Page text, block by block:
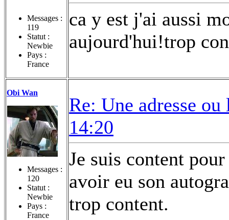
Messages :
119
Statut :
Newbie
Pays :
France
ca y est j'ai aussi
aujourd'hui!trop
Obi Wan
Messages :
120
Statut :
Newbie
Pays :
France
Re: Une adresse
14:20
Je suis content
avoir eu son
trop content.